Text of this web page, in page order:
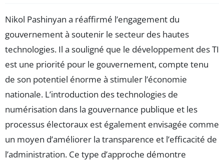
Nikol Pashinyan a réaffirmé l’engagement du
gouvernement à soutenir le secteur des hautes
technologies. Il a souligné que le développement des TI
est une priorité pour le gouvernement, compte tenu
de son potentiel énorme à stimuler l’économie
nationale. L’introduction des technologies de
numérisation dans la gouvernance publique et les
processus électoraux est également envisagée comme
un moyen d’améliorer la transparence et l’efficacité de
l’administration. Ce type d’approche démontre